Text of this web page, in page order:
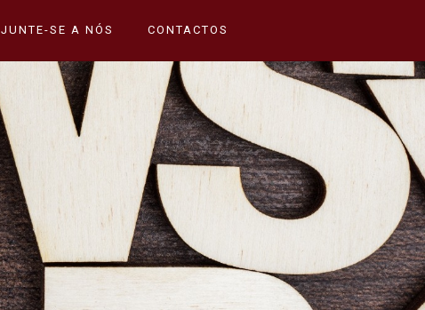
JUNTE-SE A NÓS CONTACTOS